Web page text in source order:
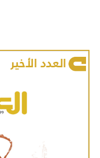
العدد الأخير